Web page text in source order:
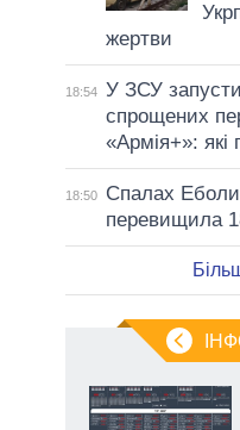
жертви
18:54 У ЗСУ
спрощених
«Армія+»: які
18:50
Спалах Еболи
перевищила